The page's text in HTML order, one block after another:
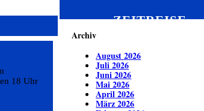
18 Uhr
ZEITREISE
Archiv
August 2026
Juli 2026
Juni 2026
Mai 2026
April 2026
März 2026